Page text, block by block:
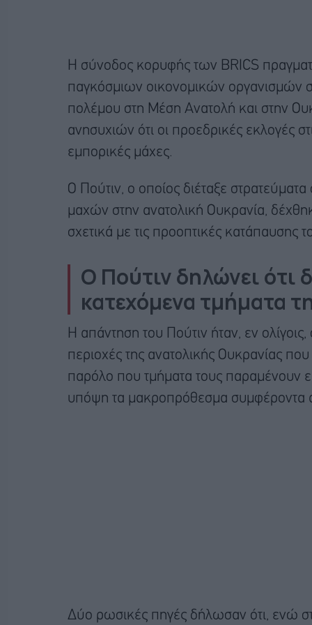
Η σύνοδος κορυφής των BRICS
παγκόσμιων οικονομικών οργανισμών
πολέμου στη Μέση Ανατολή και στην
ανησυχιών ότι οι προεδρικές εκλογές
εμπορικές μάχες.
Ο Πούτιν, ο οποίος διέταξε
μαχών στην ανατολική Ουκρανία,
σχετικά με τις προοπτικές κατάπαυσης
Ο Πούτιν δηλώνει ότι
κατεχόμενα τμήματα
Η απάντηση του Πούτιν ήταν, εν
περιοχές της ανατολικής Ουκρανίας
παρόλο που τμήματα τους παραμένουν
υπόψη τα μακροπρόθεσμα συμφέροντα
Δύο ρωσικές πηγές δήλωσαν ότι, ενώ